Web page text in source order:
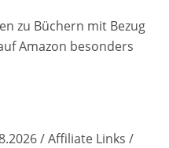
zu Büchern mit Bezug
Amazon besonders
/ Affiliate Links /